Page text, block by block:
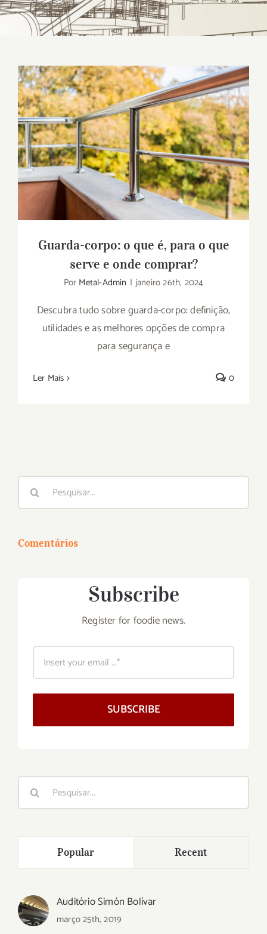
Guarda-corpo: o que é, para o que serve e
onde comprar?
Guarda-corpo: o que é, para o que
serve e onde comprar?
Por Metal-Admin | janeiro 26th, 2024
Descubra tudo sobre guarda-corpo: definição,
utilidades e as melhores opções de compra
para segurança e
Ler Mais 0
Buscar
resultados
Comentários
Subscribe
Register for foodie news.
SUBSCRIBE
Buscar
resultados
Popular Recent
Auditório Simón Bolívar
março 25th, 2019